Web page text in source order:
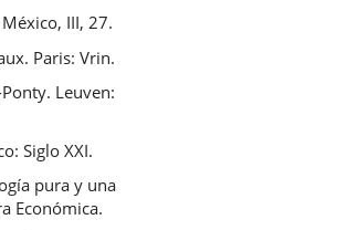
III, 27.
Paris: Vrin.
Leuven:
Siglo XXI.
pura y una
Económica.